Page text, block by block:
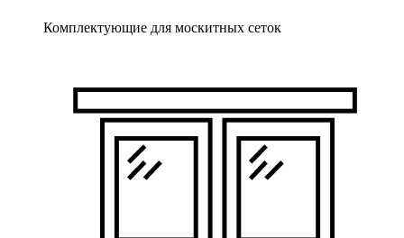
Комплектующие для москитных сеток